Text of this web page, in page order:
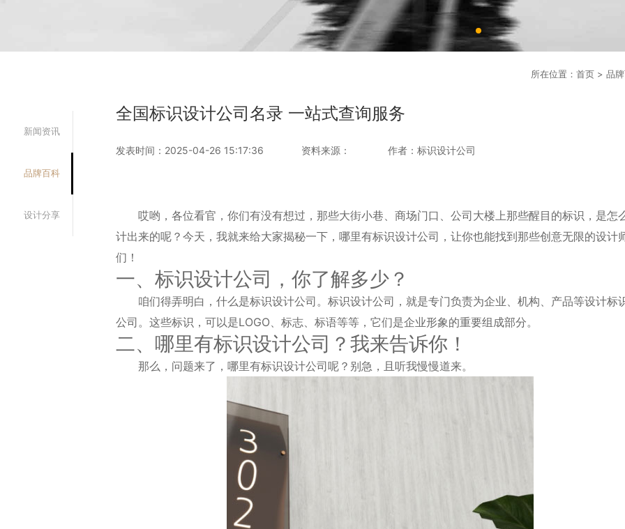
所在位置： 首页 > 品
新闻资讯
品牌百科
设计分享
全国标识设计公司名录 一站式查询服务
发表时间：2025-04-26 15:17:36 资料来源： 作者：标识设计公司
哎哟，各位看官，你们有没有想过，那些大街小巷、商场门口、公司大楼上那些醒目的标识，是怎
计出来的呢？今天，我就来给大家揭秘一下，哪里有标识设计公司，让你也能找到那些创意无限的设计
们！
一、标识设计公司，你了解多少？
咱们得弄明白，什么是标识设计公司。标识设计公司，就是专门负责为企业、机构、产品等设计标
公司。这些标识，可以是LOGO、标志、标语等等，它们是企业形象的重要组成部分。
二、哪里有标识设计公司？我来告诉你！
那么，问题来了，哪里有标识设计公司呢？别急，且听我慢慢道来。